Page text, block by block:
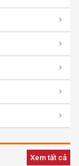
Xem tất cả